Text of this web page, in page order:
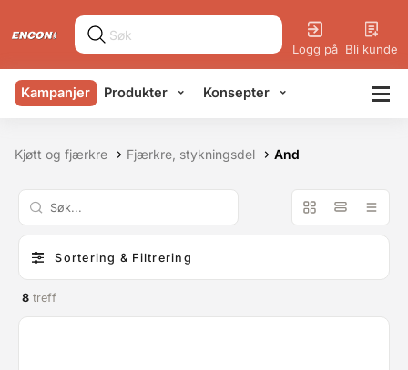
Logg på Bli kunde
Kampanjer Produkter Konsepter
Kjøtt og fjærkre Fjærkre, stykningsdel And
Sortering & Filtrering
8 treff